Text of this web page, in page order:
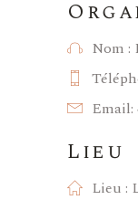
Lieu
Lieu :
Nom :
Email: